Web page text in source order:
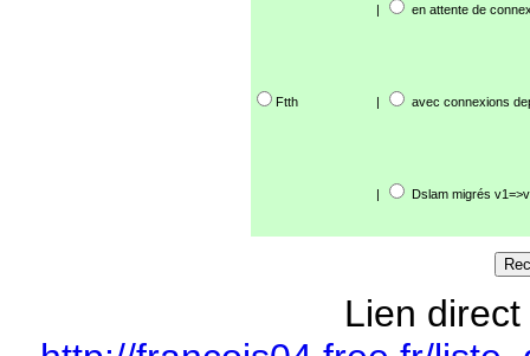
| en attente de
Ftth | avec connexions
| Dslam migrés
Lien